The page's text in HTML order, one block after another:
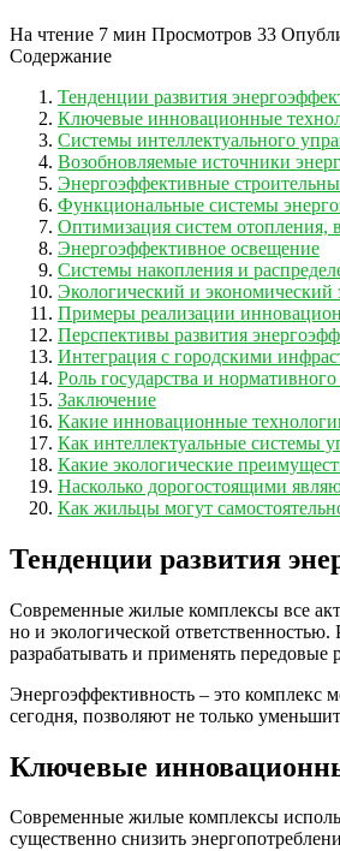
На чтение 7 мин Просмотров 33
Содержание
Тенденции развития
Ключевые инновационные
Системы интеллектуального
Возобновляемые источники
Энергоэффективные
Функциональные системы
Оптимизация систем
Энергоэффективное освещение
Системы накопления и
Экологический и
Примеры реализации
Перспективы развития
Интеграция с городскими
Роль государства и
Заключение
Какие инновационные
Как интеллектуальные системы
Какие экологические
Насколько дорогостоящими
Как жильцы могут
Тенденции развития
Современные жилые комплексы все
но и экологической
разрабатывать и применять передовые
Энергоэффективность – это
сегодня, позволяют не только
Ключевые
Современные жилые комплексы
существенно снизить